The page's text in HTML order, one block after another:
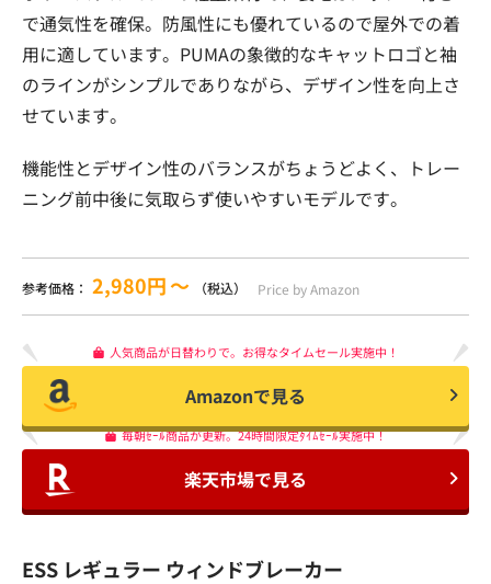
で通気性を確保。防風性にも優れているので屋外での着
用に適しています。PUMAの象徴的なキャットロゴと袖
のラインがシンプルでありながら、デザイン性を向上さ
せています。
機能性とデザイン性のバランスがちょうどよく、トレー
ニング前中後に気取らず使いやすいモデルです。
参考価格： 2,980円〜 （税込） Price by Amazon
人気商品が日替わりで。お得なタイムセール実施中！
Amazonで見る
毎朝ｾｰﾙ商品が更新。24時間限定ﾀｲﾑｾｰﾙ実施中！
楽天市場で見る
ESS レギュラー ウィンドブレーカー